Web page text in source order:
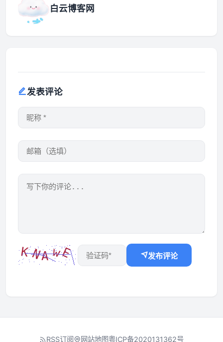
白云博客网
发表评论
发布评论
RSS订阅 网站地图粤ICP备2020131362号